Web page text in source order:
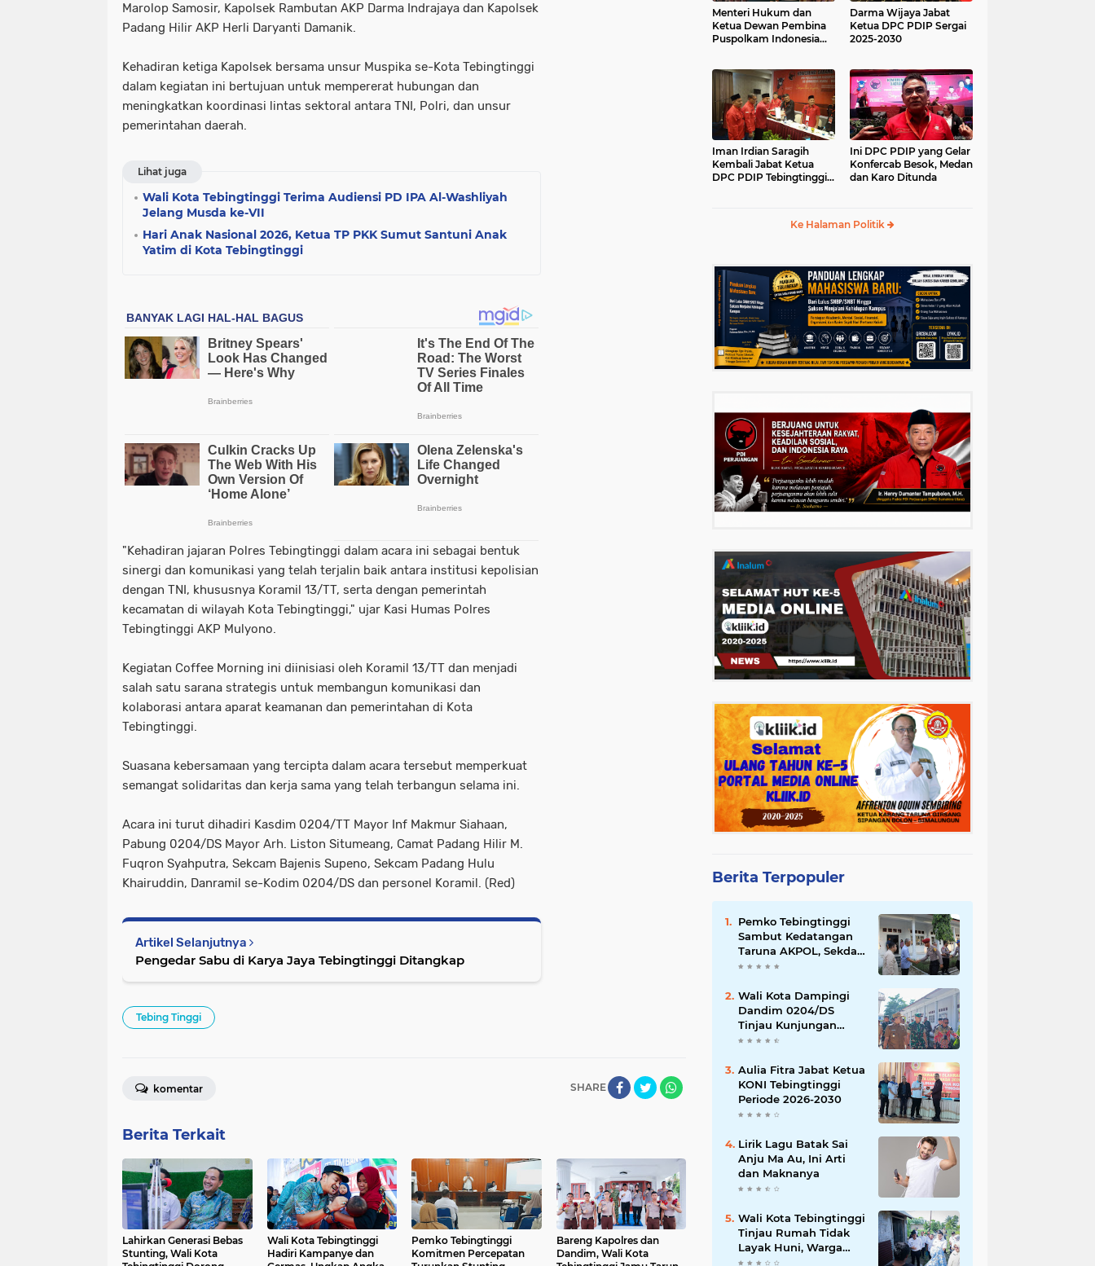
Marolop Samosir, Kapolsek Rambutan AKP Darma Indrajaya dan Kapolsek
Padang Hilir AKP Herli Daryanti Damanik.
Kehadiran ketiga Kapolsek bersama unsur Muspika se-Kota Tebingtinggi
dalam kegiatan ini bertujuan untuk mempererat hubungan dan
meningkatkan koordinasi lintas sektoral antara TNI, Polri, dan unsur
pemerintahan daerah.
Lihat juga
Wali Kota Tebingtinggi Terima Audiensi PD IPA Al-Washliyah
Jelang Musda ke-VII
Hari Anak Nasional 2026, Ketua TP PKK Sumut Santuni Anak
Yatim di Kota Tebingtinggi
"Kehadiran jajaran Polres Tebingtinggi dalam acara ini sebagai bentuk
sinergi dan komunikasi yang telah terjalin baik antara institusi kepolisian
dengan TNI, khususnya Koramil 13/TT, serta dengan pemerintah
kecamatan di wilayah Kota Tebingtinggi," ujar Kasi Humas Polres
Tebingtinggi AKP Mulyono.
Kegiatan Coffee Morning ini diinisiasi oleh Koramil 13/TT dan menjadi
salah satu sarana strategis untuk membangun komunikasi dan
kolaborasi antara aparat keamanan dan pemerintahan di Kota
Tebingtinggi.
Suasana kebersamaan yang tercipta dalam acara tersebut memperkuat
semangat solidaritas dan kerja sama yang telah terbangun selama ini.
Acara ini turut dihadiri Kasdim 0204/TT Mayor Inf Makmur Siahaan,
Pabung 0204/DS Mayor Arh. Liston Situmeang, Camat Padang Hilir M.
Fuqron Syahputra, Sekcam Bajenis Supeno, Sekcam Padang Hulu
Khairuddin, Danramil se-Kodim 0204/DS dan personel Koramil. (Red)
Artikel Selanjutnya
Pengedar Sabu di Karya Jaya Tebingtinggi Ditangkap
Tebing Tinggi
SHARE
komentar
Berita Terkait
Lahirkan Generasi Bebas
Stunting, Wali Kota
Wali Kota Tebingtinggi
Hadiri Kampanye dan
Pemko Tebingtinggi
Komitmen Percepatan
Bareng Kapolres dan
Dandim, Wali Kota
Menteri Hukum dan
Ketua Dewan Pembina
Puspolkam Indonesia
Beserta Agenda
Reformatif dan
Transformatif dalam
Pembangunan Negara
Hukum dan
Kelembagaan
Kementerian Hukum
Darma Wijaya Jabat
Ketua DPC PDIP Sergai
2025-2030
Iman Irdian Saragih
Kembali Jabat Ketua
DPC PDIP Tebingtinggi
Ini DPC PDIP yang Gelar
Konfercab Besok, Medan
dan Karo Ditunda
Ke Halaman Politik
Berita Terpopuler
Pemko Tebingtinggi
Sambut Kedatangan
Taruna AKPOL, Sekda:
Jadikan Momen
Wali Kota Dampingi
Dandim 0204/DS
Tinjau Kunjungan
Taruna AKPOL di
Tebingtinggi
Aulia Fitra Jabat Ketua
KONI Tebingtinggi
Periode 2026-2030
Lirik Lagu Batak Sai
Anju Ma Au, Ini Arti
dan Maknanya
Wali Kota Tebingtinggi
Tinjau Rumah Tidak
Layak Huni, Warga
Sampaikan Apresiasi